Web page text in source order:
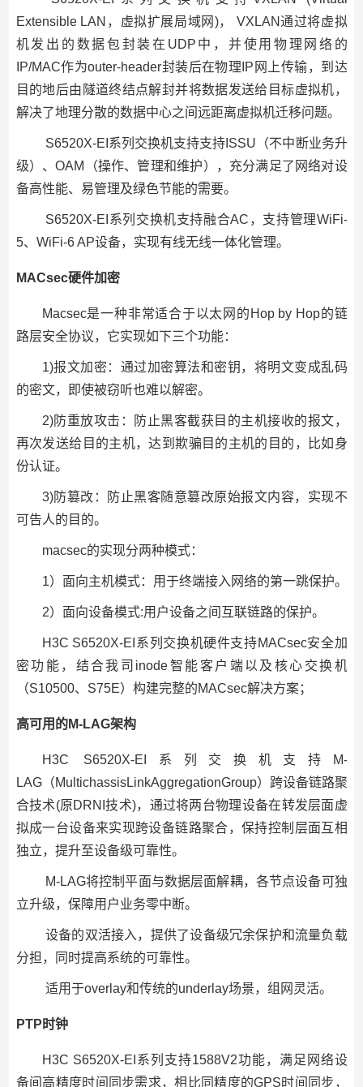
Extensible LAN，虚拟扩展局域网)， VXLAN通过将虚拟
机发出的数据包封装在UDP中，并使用物理网络的
IP/MAC作为outer-header封装后在物理IP网上传输，到达
目的地后由隧道终结点解封并将数据发送给目标虚拟机，
解决了地理分散的数据中心之间远距离虚拟机迁移问题。
S6520X-EI系列交换机支持支持ISSU（不中断业务升
级）、OAM（操作、管理和维护），充分满足了网络对设
备高性能、易管理及绿色节能的需要。
S6520X-EI系列交换机支持融合AC，支持管理WiFi-
5、WiFi-6 AP设备，实现有线无线一体化管理。
MACsec硬件加密
Macsec是一种非常适合于以太网的Hop by Hop的链
路层安全协议，它实现如下三个功能：
1)报文加密：通过加密算法和密钥，将明文变成乱码
的密文，即使被窃听也难以解密。
2)防重放攻击：防止黑客截获目的主机接收的报文，
再次发送给目的主机，达到欺骗目的主机的目的，比如身
份认证。
3)防篡改：防止黑客随意篡改原始报文内容，实现不
可告人的目的。
macsec的实现分两种模式：
1）面向主机模式：用于终端接入网络的第一跳保护。
2）面向设备模式:用户设备之间互联链路的保护。
H3C S6520X-EI系列交换机硬件支持MACsec安全加
密功能，结合我司inode智能客户端以及核心交换机
（S10500、S75E）构建完整的MACsec解决方案；
高可用的M-LAG架构
H3C S6520X-EI系列交换机支持M-
LAG（MultichassisLinkAggregationGroup）跨设备链路聚
合技术(原DRNI技术)，通过将两台物理设备在转发层面虚
拟成一台设备来实现跨设备链路聚合，保持控制层面互相
独立，提升至设备级可靠性。
M-LAG将控制平面与数据层面解耦，各节点设备可独
立升级，保障用户业务零中断。
设备的双活接入，提供了设备级冗余保护和流量负载
分担，同时提高系统的可靠性。
适用于overlay和传统的underlay场景，组网灵活。
PTP时钟
H3C S6520X-EI系列支持1588V2功能，满足网络设
备间高精度时间同步需求，相比同精度的GPS时间同步，